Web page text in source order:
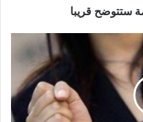
ستتوضح قريبا